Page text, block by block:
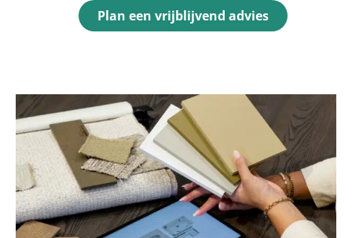
Plan een vrijblijvend advies